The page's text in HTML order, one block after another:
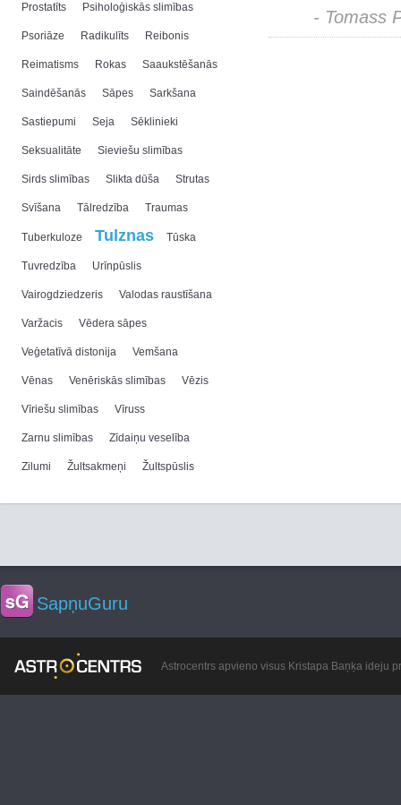
Prostatīts Psiholoģiskās slimības
Psoriāze Radikulīts Reibonis
Reimatisms Rokas Saaukstēšanās
Saindēšanās Sāpes Sarkšana
Sastiepumi Seja Sēklinieki
Seksualitāte Sieviešu slimības
Sirds slimības Slikta dūša Strutas
Svīšana Tālredzība Traumas
Tuberkuloze Tulznas Tūska
Tuvredzība Urīnpūslis
Vairogdziedzeris Valodas raustīšana
Varžacis Vēdera sāpes
Veģetatīvā distonija Vemšana
Vēnas Venēriskās slimības Vēzis
Vīriešu slimības Vīruss
Zarnu slimības Zīdaiņu veselība
Zilumi Žultsakmeņi Žultspūslis
- Tomass
SapņuGuru
Astrocentrs apvieno visus Kristapa Baņķa ideju